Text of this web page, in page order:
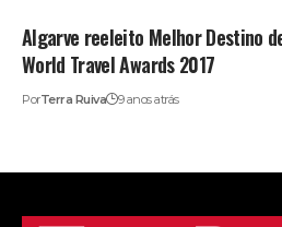
Algarve reeleito Melhor Destino
World Travel Awards 2017
PorTerra Ruiva 9 anos atrás